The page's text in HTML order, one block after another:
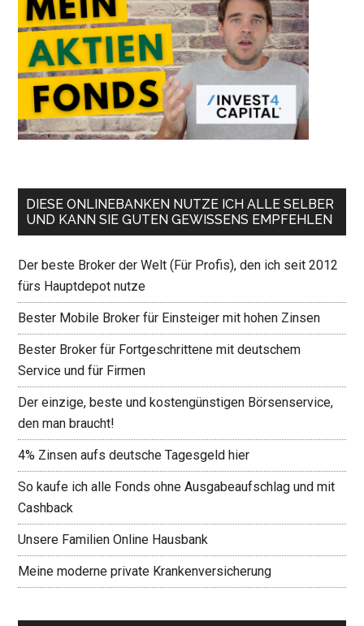
DIESE ONLINEBANKEN NUTZE ICH ALLE SELBER
UND KANN SIE GUTEN GEWISSENS EMPFEHLEN
Der beste Broker der Welt (Für Profis), den ich seit 2012
fürs Hauptdepot nutze
Bester Mobile Broker für Einsteiger mit hohen Zinsen
Bester Broker für Fortgeschrittene mit deutschem
Service und für Firmen
Der einzige, beste und kostengünstigen Börsenservice,
den man braucht!
4% Zinsen aufs deutsche Tagesgeld hier
So kaufe ich alle Fonds ohne Ausgabeaufschlag und mit
Cashback
Unsere Familien Online Hausbank
Meine moderne private Krankenversicherung